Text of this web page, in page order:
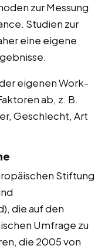
zur Messung
Studien zur
eine eigene
eigenen Work-
ab, z. B.
Geschlecht, Art
Stiftung
die auf den
Umfrage zu
die 2005 von